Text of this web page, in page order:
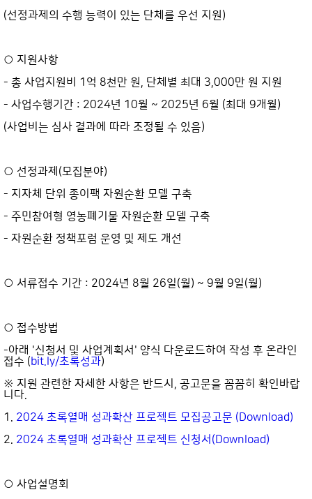
(선정과제의 수행 능력이 있는 단체를 우선 지원)
○ 지원사항
- 총 사업지원비 1억 8천만 원, 단체별 최대 3,000만 원 지원
- 사업수행기간 : 2024년 10월 ~ 2025년 6월 (최대 9개월)
(사업비는 심사 결과에 따라 조정될 수 있음)
○ 선정과제(모집분야)
- 지자체 단위 종이팩 자원순환 모델 구축
- 주민참여형 영농폐기물 자원순환 모델 구축
- 자원순환 정책포럼 운영 및 제도 개선
○ 서류접수 기간 : 2024년 8월 26일(월) ~ 9월 9일(월)
○ 접수방법
-아래 '신청서 및 사업계획서' 양식 다운로드하여 작성 후 온라인
접수 (bit.ly/초록성과)
※ 지원 관련한 자세한 사항은 반드시, 공고문을 꼼꼼히 확인바랍
니다.
1. 2024 초록열매 성과확산 프로젝트 모집공고문 (Download)
2. 2024 초록열매 성과확산 프로젝트 신청서(Download)
○ 사업설명회